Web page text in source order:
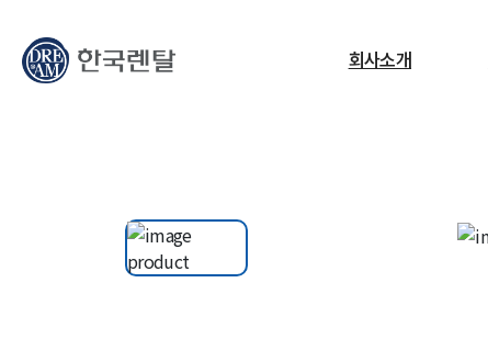
회사소개
무엇을 찾고 계신가요?
ESG RF